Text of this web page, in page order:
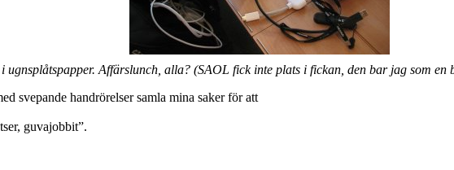
ugnsplåtspapper. Affärslunch, alla? (SAOL fick inte plats i fickan, den bar jag som en
svepande handrörelser samla mina saker för att
guvajobbit”.